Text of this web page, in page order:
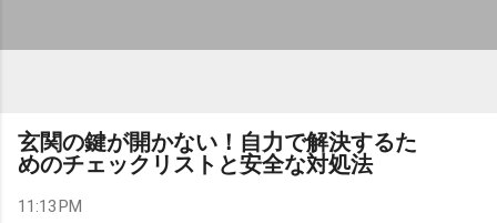
玄関の鍵が開かない！自力で解決するた
めのチェックリストと安全な対処法
11:13 PM